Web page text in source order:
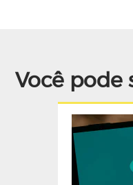
Você pode